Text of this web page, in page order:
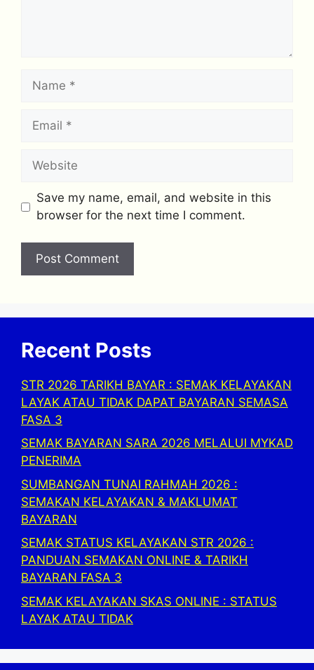
Name
Email
Website
Save my name, email, and website in this
browser for the next time I comment.
Recent Posts
STR 2026 TARIKH BAYAR : SEMAK KELAYAKAN
LAYAK ATAU TIDAK DAPAT BAYARAN SEMASA
FASA 3
SEMAK BAYARAN SARA 2026 MELALUI MYKAD
PENERIMA
SUMBANGAN TUNAI RAHMAH 2026 :
SEMAKAN KELAYAKAN & MAKLUMAT
BAYARAN
SEMAK STATUS KELAYAKAN STR 2026 :
PANDUAN SEMAKAN ONLINE & TARIKH
BAYARAN FASA 3
SEMAK KELAYAKAN SKAS ONLINE : STATUS
LAYAK ATAU TIDAK